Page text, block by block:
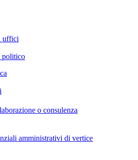
uffici
politico
o consulenza
amministrativi di vertice